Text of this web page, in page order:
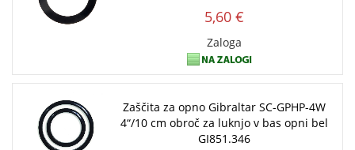
5,60 €
Zaloga
Zaščita za opno Gibraltar SC-GPHP-4W
4“/10 cm obroč za luknjo v bas opni bel
GI851.346